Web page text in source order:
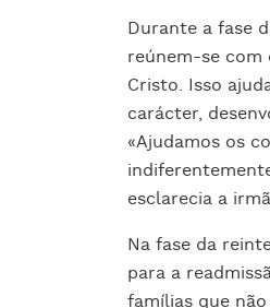
Durante a fase
reúnem-se com
Cristo. Isso
carácter,
«Ajudamos os
esclarecia a
Na fase da
para a
famílias que